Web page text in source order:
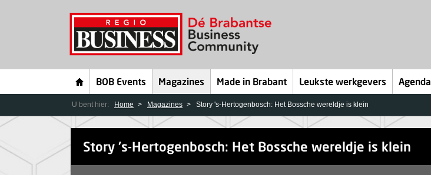
BOB Events Magazines Made in Brabant Leukste werkgevers Agenda
U bent hier: Home Magazines Story 's-Hertogenbosch: Het Bossche wereldje is klein
Story 's-Hertogenbosch: Het Bossche wereldje is klein